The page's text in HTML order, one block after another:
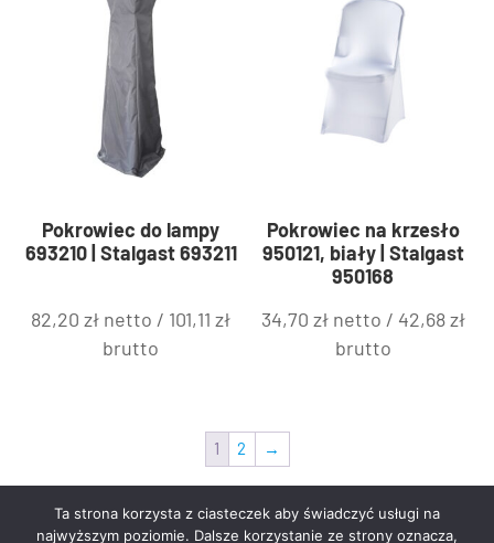
Pokrowiec do lampy
693210 | Stalgast 693211
82,20zł netto / 101,11zł
brutto
Pokrowiec na krzesło
950121, biały | Stalgast
950168
34,70 zł netto / 42,68zł
brutto
1 2 →
Ta strona korzysta z ciasteczek aby świadczyć usługi na
najwyższym poziomie. Dalsze korzystanie ze strony oznacza,